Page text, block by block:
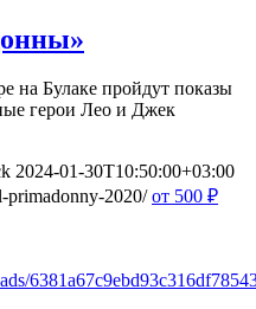
на Булаке пройдут показы
герои Лео и Джек
2024-01-30T10:50:00+03:00
primadonny-2020/ от 500 ₽